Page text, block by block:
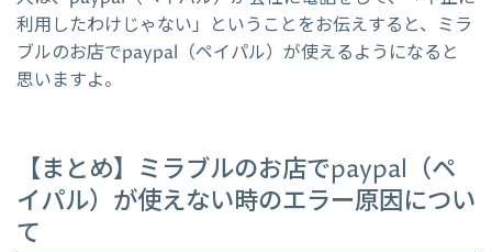
利用したわけじゃない」ということをお伝えすると、ミラ
ブルのお店でpaypal（ペイパル）が使えるようになると
思いますよ。
【まとめ】ミラブルのお店でpaypal（ペ
イパル）が使えない時のエラー原因につい
て